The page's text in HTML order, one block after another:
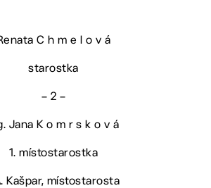
C h m e l o v á
starostka
– 2 –
Jana K o m r s k o v á
1. místostarostka
Kašpar, místostarosta